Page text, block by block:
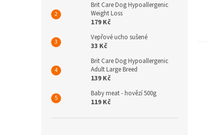
Brit Care Dog Hypoallergenic
Weight Loss
179 Kč
Vepřové ucho sušené
33 Kč
Brit Care Dog Hypoallergenic
Adult Large Breed
139 Kč
Baby meat - hovězí 500g
119 Kč